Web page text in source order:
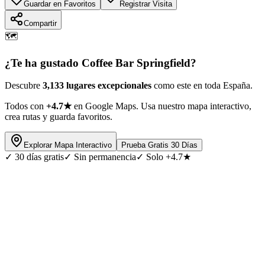
Guardar en Favoritos Registrar Visita
Compartir
🗺️
¿Te ha gustado Coffee Bar Springfield?
Descubre 3,133 lugares excepcionales como este en toda España.
Todos con +4.7★en Google Maps. Usa nuestro mapa interactivo,
crea rutas y guarda favoritos.
Explorar Mapa Interactivo Prueba Gratis 30 Días
✓ 30 días gratis✓ Sin permanencia✓ Solo +4.7★